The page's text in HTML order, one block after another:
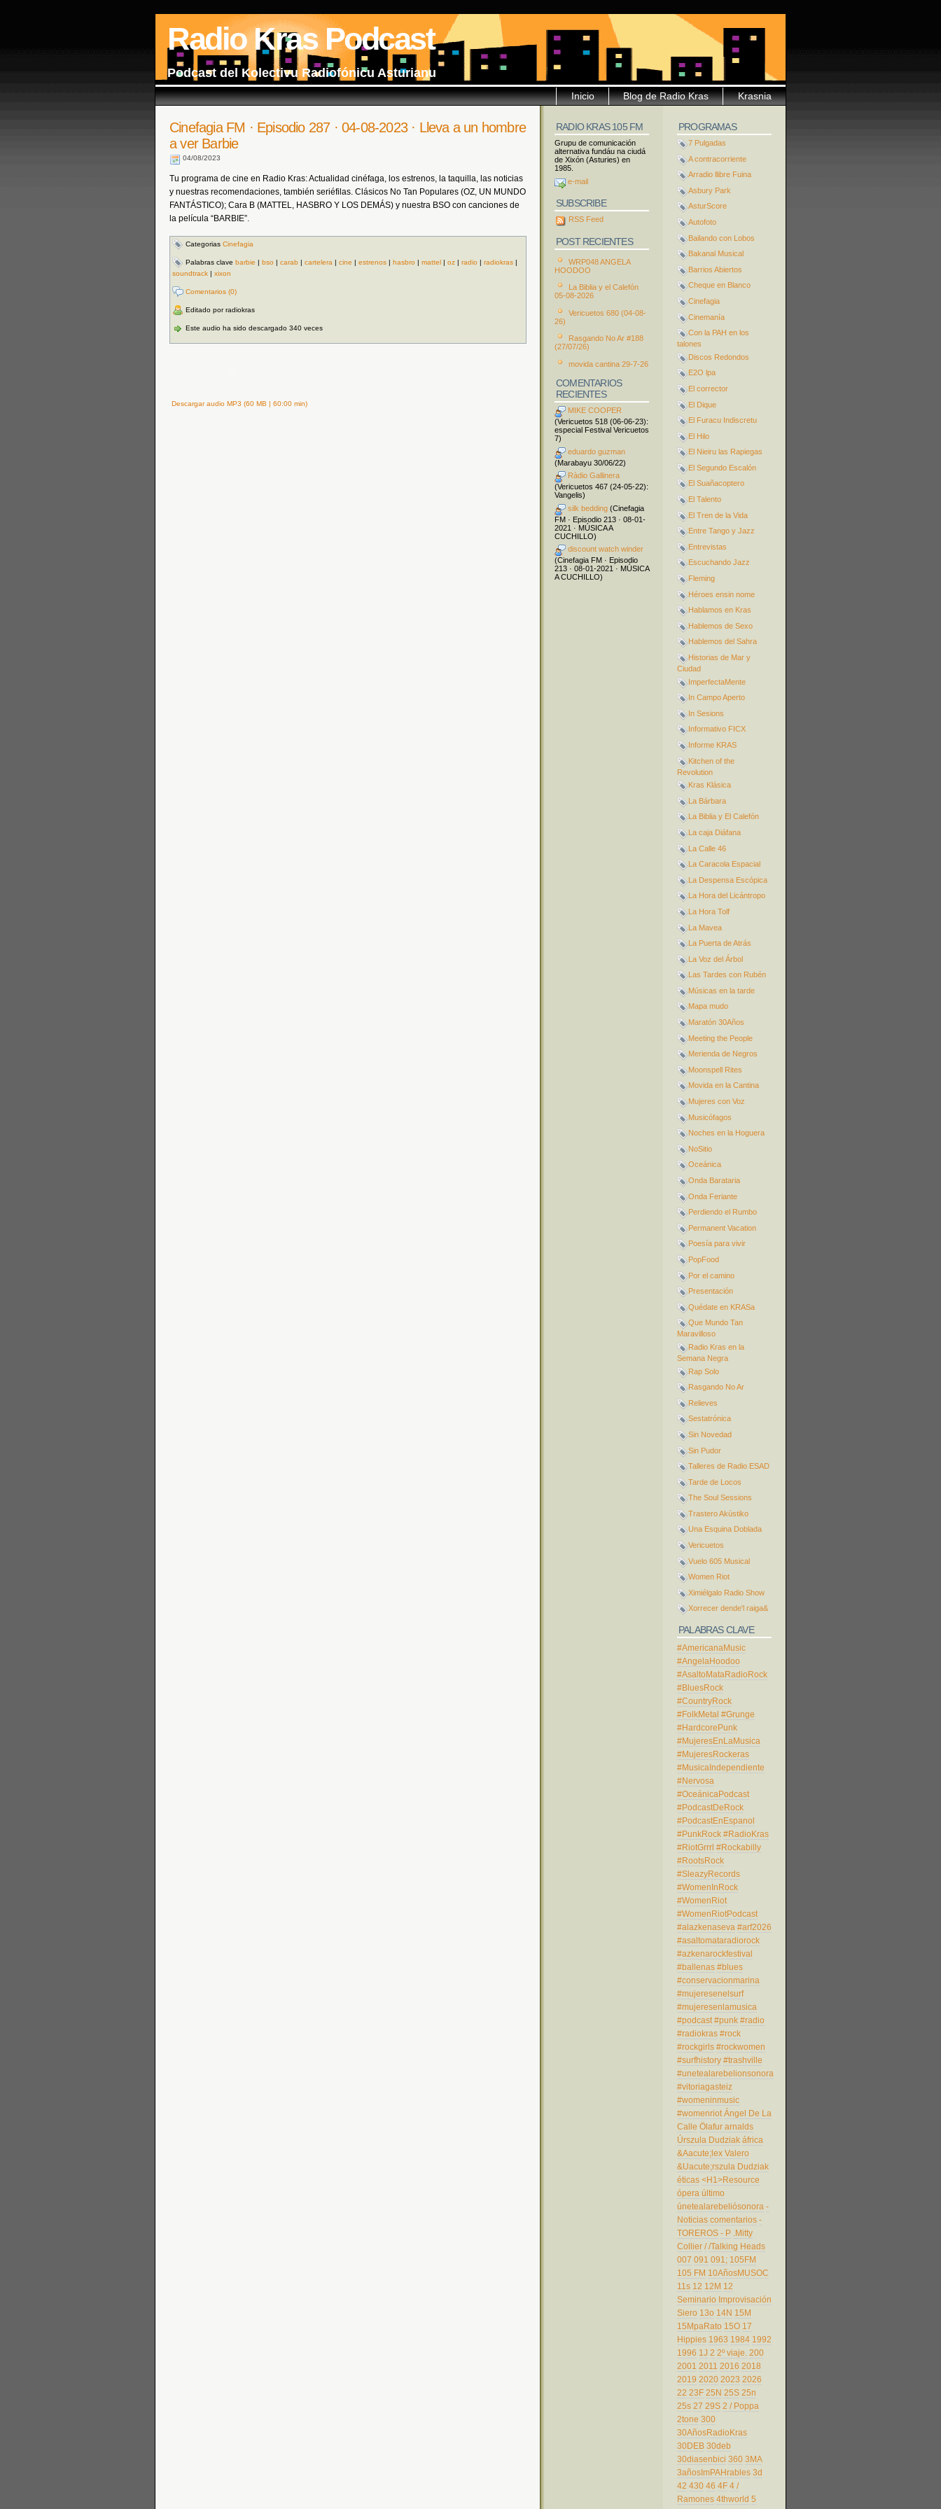
Radio Kras Podcast
Podcast del Kolectivu Radiofónicu Asturianu
Krasnia
Blog de Radio Kras
Inicio
Cinefagia FM · Episodio 287 · 04-08-2023 · Lleva a un hombre
a ver Barbie
04/08/2023
Tu programa de cine en Radio Kras: Actualidad cinéfaga, los estrenos, la taquilla, las noticias
y nuestras recomendaciones, también seriéfilas. Clásicos No Tan Populares (OZ, UN MUNDO
FANTÁSTICO); Cara B (MATTEL, HASBRO Y LOS DEMÁS) y nuestra BSO con canciones de
la película “BARBIE”.
Categorias Cinefagia
Palabras clave barbie | bso | carab | cartelera | cine | estrenos | hasbro | mattel | oz | radio | radiokras |
soundtrack | xixon
Comentarios (0)
Editado por radiokras
Este audio ha sido descargado 340 veces
Descargar audio MP3 (60 MB | 60:00 min)
PROGRAMAS
7 Pulgadas
A contracorriente
Arradio llibre Fuina
Asbury Park
AsturScore
Autofoto
Bailando con Lobos
Bakanal Musical
Barrios Abiertos
Cheque en Blanco
Cinefagia
Cinemanía
Con la PAH en los
talones
Discos Redondos
E2O lpa
El corrector
El Dique
El Furacu Indiscretu
El Hilo
El Nieiru las Rapiegas
El Segundo Escalón
El Suañacoptero
El Talento
El Tren de la Vida
Entre Tango y Jazz
Entrevistas
Escuchando Jazz
Fleming
Héroes ensin nome
Hablamos en Kras
Hablemos de Sexo
Hablemos del Sahra
Historias de Mar y
Ciudad
ImperfectaMente
In Campo Aperto
In Sesions
Informativo FICX
Informe KRAS
Kitchen of the
Revolution
Kras Klásica
La Bárbara
La Biblia y El Calefón
La caja Diáfana
La Calle 46
La Caracola Espacial
La Despensa Escópica
La Hora del Licántropo
La Hora Tolf
La Mavea
La Puerta de Atrás
La Voz del Árbol
Las Tardes con Rubén
Músicas en la tarde
Mapa mudo
Maratón 30Años
Meeting the People
Merienda de Negros
Moonspell Rites
Movida en la Cantina
Mujeres con Voz
Musicófagos
Noches en la Hoguera
NoSitio
Oceánica
Onda Barataria
Onda Feriante
Perdiendo el Rumbo
Permanent Vacation
Poesía para vivir
PopFood
Por el camino
Presentación
Quédate en KRASa
Que Mundo Tan
Maravilloso
Radio Kras en la
Semana Negra
Rap Solo
Rasgando No Ar
Relieves
Sestatrónica
Sin Novedad
Sin Pudor
Talleres de Radio ESAD
Tarde de Locos
The Soul Sessions
Trastero Akústiko
Una Esquina Doblada
Vericuetos
Vuelo 605 Musical
Women Riot
Ximiélgalo Radio Show
Xorrecer dende'l raiga&
PALABRAS CLAVE
#AmericanaMusic
#AngelaHoodoo
#AsaltoMataRadioRock
#BluesRock
#CountryRock
#FolkMetal #Grunge
#HardcorePunk
#MujeresEnLaMusica
#MujeresRockeras
#MusicaIndependiente
#Nervosa
#OceánicaPodcast
#PodcastDeRock
#PodcastEnEspanol
#PunkRock #RadioKras
#RiotGrrrl #Rockabilly
#RootsRock
#SleazyRecords
#WomenInRock
#WomenRiot
#WomenRiotPodcast
#alazkenaseva #arf2026
#asaltomataradiorock
#azkenarockfestival
#ballenas #blues
#conservacionmarina
#mujeresenelsurf
#mujeresenlamusica
#podcast #punk #radio
#radiokras #rock
#rockgirls #rockwomen
#surfhistory #trashville
#unetealarebelionsonora
#vitoriagasteiz
#womeninmusic
#womenriot Ángel De La
Calle Ölafur arnalds
Úrszula Dudziak áfrica
&Aacute;lex Valero
&Uacute;rszula Dudziak
éticas <H1>Resource
ópera último
únetealarebeliósonora -
Noticias comentarios -
TOREROS - P .Mitty
Collier / /Talking Heads
007 091 091; 105FM
105 FM 10AñosMUSOC
11s 12 12M 12
Seminario Improvisación
Siero 13o 14N 15M
15MpaRato 15O 17
Hippies 1963 1984 1992
1996 1J 2 2º viaje. 200
2001 2011 2016 2018
2019 2020 2023 2026
22 23F 25N 25S 25n
25s 27 29S 2 / Poppa
2tone 300
30AñosRadioKras
30DEB 30deb
30diasenbici 360 3MA
3añosImPAHrables 3d
42 430 46 4F 4 /
Ramones 4thworld 5
RADIO KRAS 105 FM
Grupu de comunicación
alternativa fundáu na ciudá
de Xixón (Asturies) en
1985.
e-mail
SUBSCRIBE
RSS Feed
POST RECIENTES
WRP048 ANGELA
HOODOO
La Biblia y el Calefón
05-08-2026
Vericuetos 680 (04-08-
26)
Rasgando No Ar #188
(27/07/26)
movida cantina 29-7-26
COMENTARIOS
RECIENTES
MIKE COOPER
(Vericuetos 518 (06-06-23):
especial Festival Vericuetos
7)
eduardo guzman
(Marabayu 30/06/22)
Ràdio Gallinera
(Vericuetos 467 (24-05-22):
Vangelis)
silk bedding (Cinefagia
FM · Episodio 213 · 08-01-
2021 · MÚSICA A
CUCHILLO)
discount watch winder
(Cinefagia FM · Episodio
213 · 08-01-2021 · MÚSICA
A CUCHILLO)